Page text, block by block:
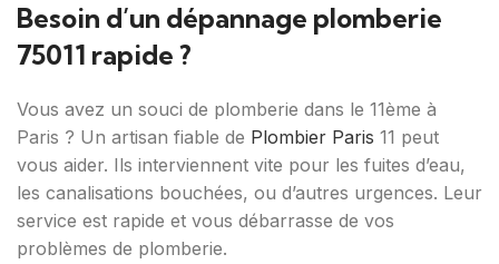
Besoin d’un dépannage plomberie
75011 rapide ?
Vous avez un souci de plomberie dans le 11ème à
Paris ? Un artisan fiable de Plombier Paris 11 peut
vous aider. Ils interviennent vite pour les fuites d’eau,
les canalisations bouchées, ou d’autres urgences. Leur
service est rapide et vous débarrasse de vos
problèmes de plomberie.